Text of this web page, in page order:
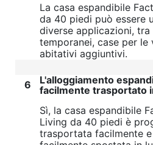
La casa espandibile
da 40 piedi può essere
diverse applicazioni,
temporanei, case per le
abitativi aggiuntivi.
6
L'alloggiamento
facilmente trasportato
Sì, la casa espandibile
Living da 40 piedi è
trasportata facilmente